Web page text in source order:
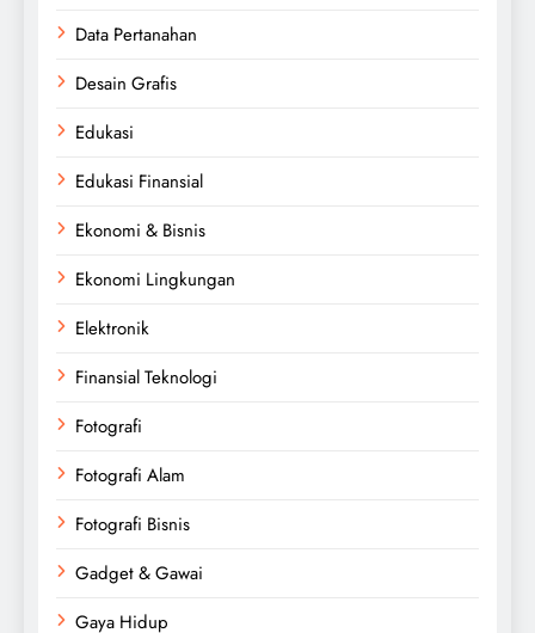
Data Pertanahan
Desain Grafis
Edukasi
Edukasi Finansial
Ekonomi & Bisnis
Ekonomi Lingkungan
Elektronik
Finansial Teknologi
Fotografi
Fotografi Alam
Fotografi Bisnis
Gadget & Gawai
Gaya Hidup